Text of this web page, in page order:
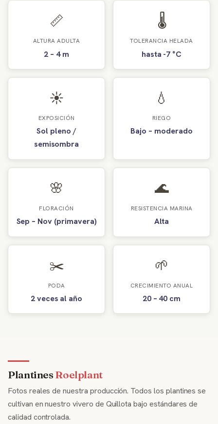
📏
ALTURA ADULTA
2 – 4 m
🌡️
TOLERANCIA HELADA
hasta -7 °C
☀️
EXPOSICIÓN
Sol pleno /
semisombra
💧
RIEGO
Bajo – moderado
🌸
FLORACIÓN
Sep – Nov (primavera)
🌊
RESISTENCIA MARINA
Alta
✂️
PODA
2 veces al año
🌱
CRECIMIENTO ANUAL
20 – 40 cm
Plantines Roelplant
Fotos reales de nuestra producción. Todos los plantines se
cultivan en nuestro vivero de Quillota bajo estándares de
calidad controlada.